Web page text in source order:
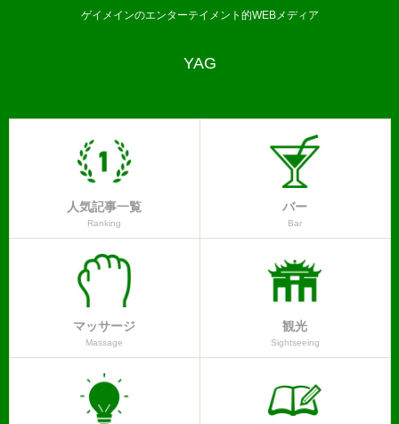
ゲイメインのエンターテイメント的WEBメディア
YAG
人気記事一覧
Ranking
バー
Bar
マッサージ
Massage
観光
Sightseeing